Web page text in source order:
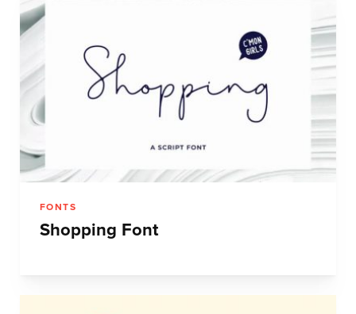
FONTS
Shopping Font